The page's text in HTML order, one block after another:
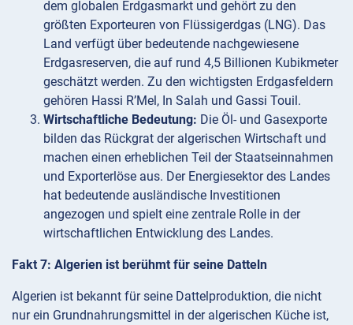
dem globalen Erdgasmarkt und gehört zu den
größten Exporteuren von Flüssigerdgas (LNG). Das
Land verfügt über bedeutende nachgewiesene
Erdgasreserven, die auf rund 4,5 Billionen Kubikmeter
geschätzt werden. Zu den wichtigsten Erdgasfeldern
gehören Hassi R’Mel, In Salah und Gassi Touil.
Wirtschaftliche Bedeutung: Die Öl- und Gasexporte
bilden das Rückgrat der algerischen Wirtschaft und
machen einen erheblichen Teil der Staatseinnahmen
und Exporterlöse aus. Der Energiesektor des Landes
hat bedeutende ausländische Investitionen
angezogen und spielt eine zentrale Rolle in der
wirtschaftlichen Entwicklung des Landes.
Fakt 7: Algerien ist berühmt für seine Datteln
Algerien ist bekannt für seine Dattelproduktion, die nicht
nur ein Grundnahrungsmittel in der algerischen Küche ist,